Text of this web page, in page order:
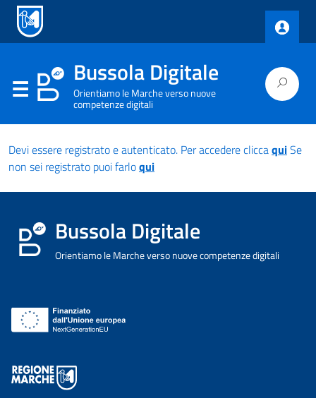
Bussola Digitale
Orientiamo le Marche verso nuove
competenze digitali
Devi essere registrato e autenticato. Per accedere cliccaquiSe
non sei registrato puoi farloqui
Bussola Digitale
Orientiamo le Marche verso nuove competenze digitali